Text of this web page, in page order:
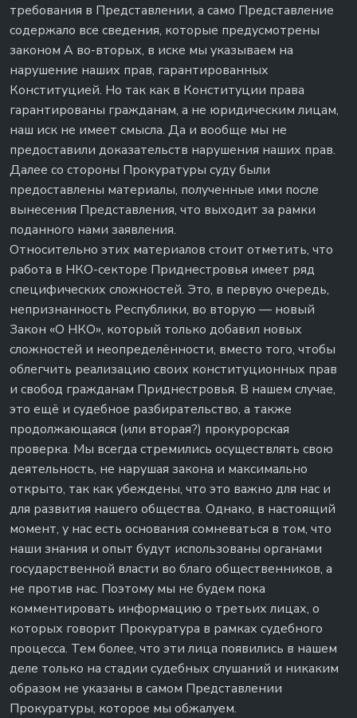
требования в Представлении, а само Представление
содержало все сведения, которые предусмотрены
законом А во-вторых, в иске мы указываем на
нарушение наших прав, гарантированных
Конституцией. Но так как в Конституции права
гарантированы гражданам, а не юридическим лицам,
наш иск не имеет смысла. Да и вообще мы не
предоставили доказательств нарушения наших прав.
Далее со стороны Прокуратуры суду были
предоставлены материалы, полученные ими после
вынесения Представления, что выходит за рамки
поданного нами заявления.
Относительно этих материалов стоит отметить, что
работа в НКО-секторе Приднестровья имеет ряд
специфических сложностей. Это, в первую очередь,
непризнанность Республики, во вторую — новый
Закон «О НКО», который только добавил новых
сложностей и неопределённости, вместо того, чтобы
облегчить реализацию своих конституционных прав
и свобод гражданам Приднестровья. В нашем случае,
это ещё и судебное разбирательство, а также
продолжающаяся (или вторая?) прокурорская
проверка. Мы всегда стремились осуществлять свою
деятельность, не нарушая закона и максимально
открыто, так как убеждены, что это важно для нас и
для развития нашего общества. Однако, в настоящий
момент, у нас есть основания сомневаться в том, что
наши знания и опыт будут использованы органами
государственной власти во благо общественников, а
не против нас. Поэтому мы не будем пока
комментировать информацию о третьих лицах, о
которых говорит Прокуратура в рамках судебного
процесса. Тем более, что эти лица появились в нашем
деле только на стадии судебных слушаний и никаким
образом не указаны в самом Представлении
Прокуратуры, которое мы обжалуем.